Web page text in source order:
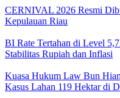
CERNIVAL 2026 Resmi
Kepulauan Riau
BI Rate Tertahan di Level
Stabilitas Rupiah dan Inflasi
Kuasa Hukum Law Bun
Kasus Lahan 119 Hektar di